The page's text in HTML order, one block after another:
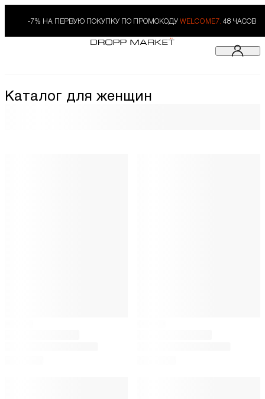
-7% НА ПЕРВУЮ ПОКУПКУ ПО ПРОМОКОДУ WELCOME7. 48 ЧАСОВ
Каталог для женщин